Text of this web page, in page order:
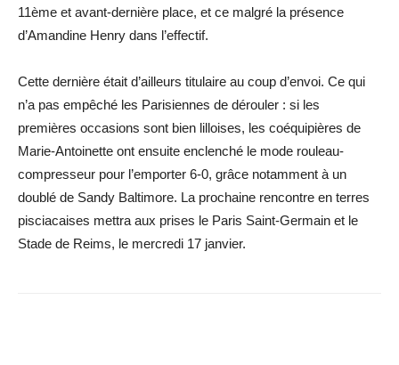
11ème et avant-dernière place, et ce malgré la présence
d’Amandine Henry dans l’effectif.
Cette dernière était d’ailleurs titulaire au coup d’envoi. Ce qui
n’a pas empêché les Parisiennes de dérouler : si les
premières occasions sont bien lilloises, les coéquipières de
Marie-Antoinette ont ensuite enclenché le mode rouleau-
compresseur pour l’emporter 6-0, grâce notamment à un
doublé de Sandy Baltimore. La prochaine rencontre en terres
pisciacaises mettra aux prises le Paris Saint-Germain et le
Stade de Reims, le mercredi 17 janvier.